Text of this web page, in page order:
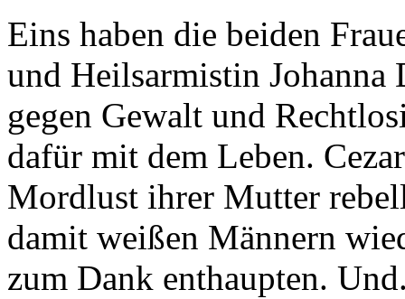
Eins haben die beiden
und Heilsarmistin
gegen Gewalt und
dafür mit dem Leben.
Mordlust ihrer Mutter
damit weißen Männern
zum Dank enthaupten.